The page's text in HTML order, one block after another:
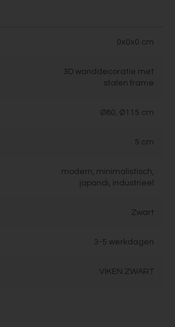
0x0x0 cm
3D wanddecoratie met
stalen frame
Ø80, Ø115 cm
5 cm
modern, minimalistisch,
japandi, industrieel
Zwart
3-5 werkdagen
VIKEN.ZWART